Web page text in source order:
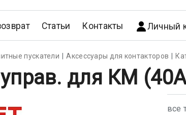
Статьи Контакты Личный
пускатели Аксессуары для контакторов
для КМ
все